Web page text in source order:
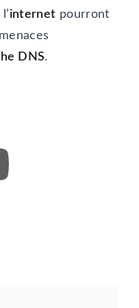
internet pourront
DNS.